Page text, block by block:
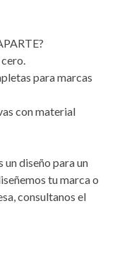
para marcas
con material
un diseño para un
tu marca o
consultanos el